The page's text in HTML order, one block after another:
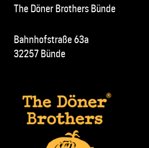
The Döner Brothers Bünde
Bahnhofstraße 63a
32257 Bünde